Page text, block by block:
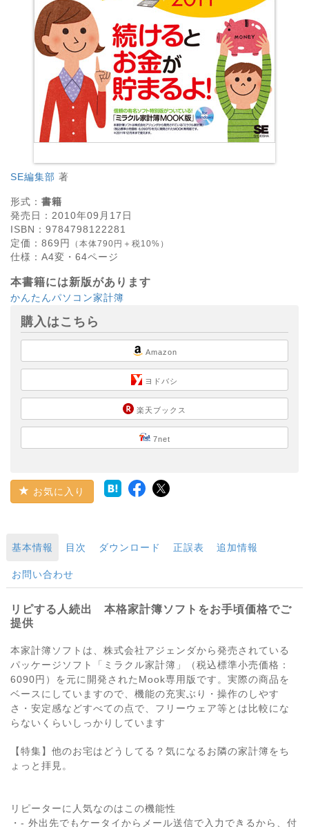
SE編集部 著
形式： 書籍
発売日： 2010年09月17日
ISBN： 9784798122281
定価： 869 円 （本体790円＋税10%）
仕様： A4変・ 64ページ
本書籍には新版があります
かんたんパソコン家計簿
購入はこちら
Amazon
ヨドバシ
楽天ブックス
7net
お気に入り
基本情報 目次 ダウンロード 正誤表 追加情報
お問い合わせ
リピする人続出 本格家計簿ソフトをお手頃価格でご
提供
本家計簿ソフトは、株式会社アジェンダから発売されている
パッケージソフト「ミラクル家計簿」（税込標準小売価格：
6090円）を元に開発されたMook専用版です。実際の商品を
ベースにしていますので、機能の充実ぶり・操作のしやす
さ・安定感などすべての点で、フリーウェア等とは比較にな
らないくらいしっかりしています
【特集】他のお宅はどうしてる？気になるお隣の家計簿をち
ょっと拝見。
リピーターに人気なのはこの機能性
・- 外出先でもケータイからメール送信で入力できるから、付